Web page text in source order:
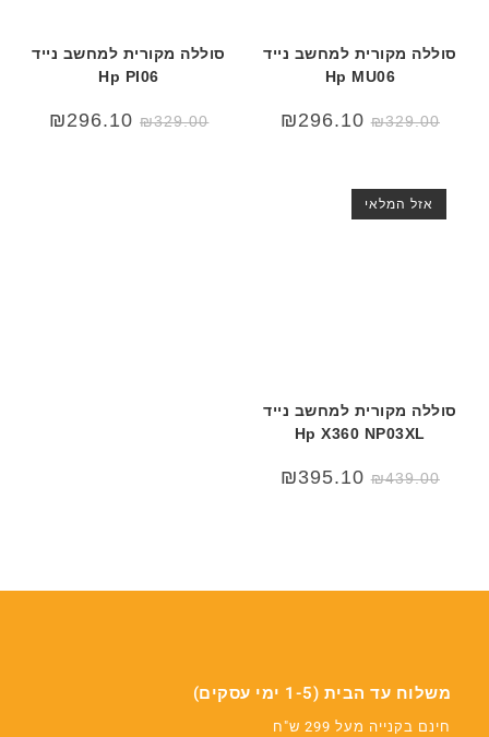
סוללה מקורית למחשב נייד
Hp MU06
₪329.00
₪296.10
סוללה מקורית למחשב נייד
Hp PI06
₪329.00
₪296.10
אזל המלאי
סוללה מקורית למחשב נייד
Hp X360 NP03XL
₪439.00
₪395.10
משלוח עד הבית (1-5 ימי עסקים)
חינם בקנייה מעל 299 ש"ח